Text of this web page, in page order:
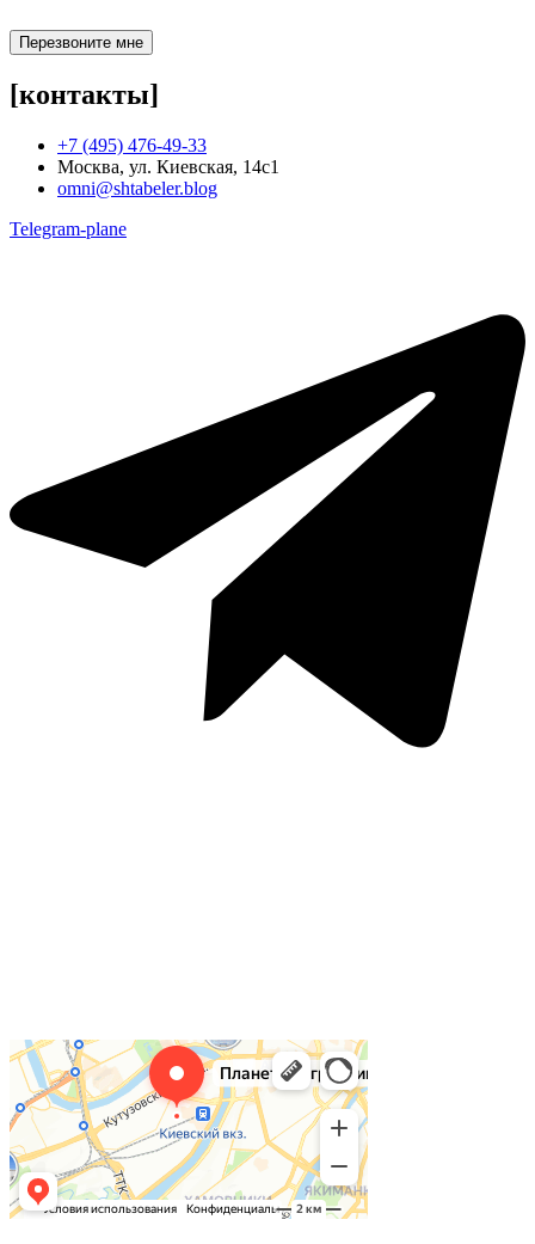
Перезвоните мне
[контакты]
+7 (495) 476-49-33
Москва, ул. Киевская, 14с1
omni@shtabeler.blog
Telegram-plane